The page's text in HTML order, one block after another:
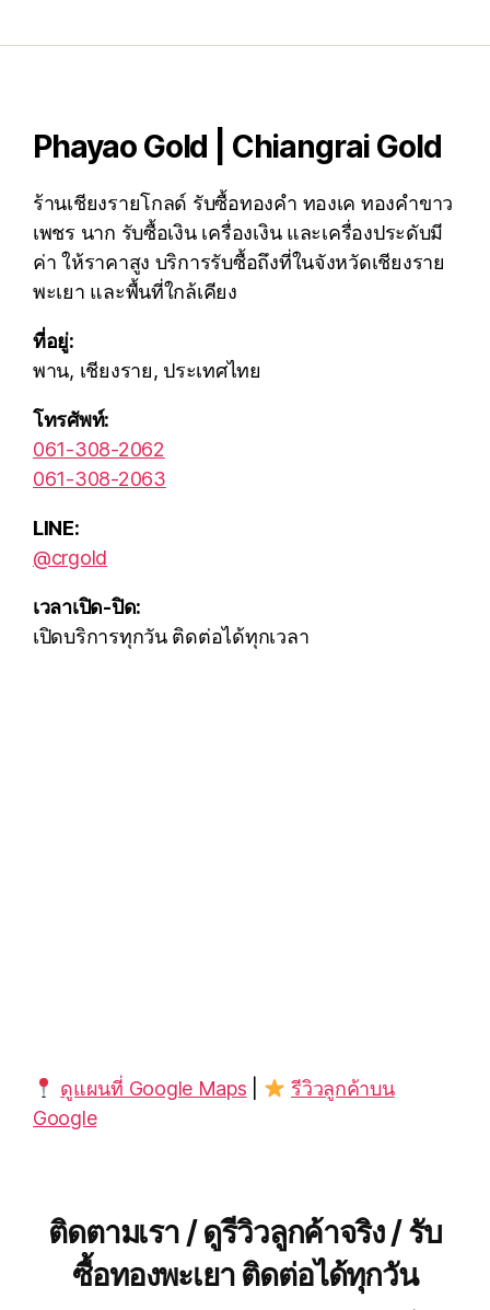
Phayao Gold | Chiangrai Gold
ร้านเชียงรายโกลด์ รับซื้อทองคำ ทองเค ทองคำขาว
เพชร นาก รับซื้อเงิน เครื่องเงิน และเครื่องประดับมี
ค่า ให้ราคาสูง บริการรับซื้อถึงที่ในจังหวัดเชียงราย
พะเยา และพื้นที่ใกล้เคียง
ที่อยู่:
พาน, เชียงราย, ประเทศไทย
โทรศัพท์:
061-308-2062
061-308-2063
LINE:
@crgold
เวลาเปิด-ปิด:
เปิดบริการทุกวัน ติดต่อได้ทุกเวลา
ดูแผนที่ Google Maps
รีวิวลูกค้าบน
Google
ติดตามเรา / ดูรีวิวลูกค้าจริง / รับ
ซื้อทองพะเยา ติดต่อได้ทุกวัน